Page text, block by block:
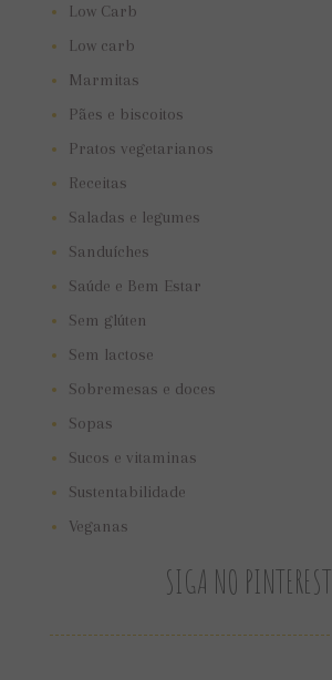
Low Carb
Low carb
Marmitas
Pães e biscoitos
Pratos vegetarianos
Receitas
Saladas e legumes
Sanduíches
Saúde e Bem Estar
Sem glúten
Sem lactose
Sobremesas e doces
Sopas
Sucos e vitaminas
Sustentabilidade
Veganas
SIGA NO PINTEREST